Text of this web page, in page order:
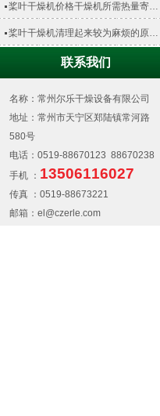
桨叶干燥机价格干燥机所需热量寄…
桨叶干燥机清理起来较为麻烦的原…
联系我们
名称：常州尔乐干燥设备有限公司
地址：常州市天宁区郑陆镇常河路
580号
电话：0519-88670123 88670238
手机 ： 13506116027
传真 ：0519-88673221
邮箱：el@czerle.com